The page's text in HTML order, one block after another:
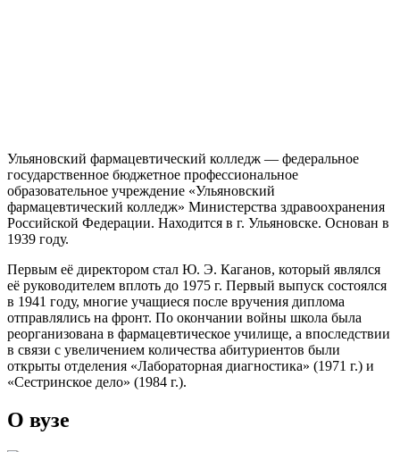
Ульяновский фармацевтический колледж — федеральное
государственное бюджетное профессиональное
образовательное учреждение «Ульяновский
фармацевтический колледж» Министерства здравоохранения
Российской Федерации. Находится в г. Ульяновске. Основан в
1939 году.
Первым её директором стал Ю. Э. Каганов, который являлся
её руководителем вплоть до 1975 г. Первый выпуск состоялся
в 1941 году, многие учащиеся после вручения диплома
отправлялись на фронт. По окончании войны школа была
реорганизована в фармацевтическое училище, а впоследствии
в связи с увеличением количества абитуриентов были
открыты отделения «Лабораторная диагностика» (1971 г.) и
«Сестринское дело» (1984 г.).
О вузе